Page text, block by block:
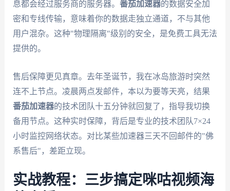
息都会经过服务商的服务器。 番茄加速器的数据安全加
密和专线传输，意味着你的数据走独立通道，不与其他
用户混杂。这种"物理隔离"级别的安全，是免费工具无法
提供的。
售后保障更见真章。去年圣诞节，我在冰岛旅游时突然
连不上节点。凌晨两点发邮件，本以为要等天亮，结果
番茄加速器的技术团队十五分钟就回复了，指导我切换
备用节点。这种实时保障，背后是专业的技术团队7×24
小时监控网络状态。对比某些加速器三天不回邮件的"佛
系售后"，差距立现。
实战教程：三步搞定咪咕视频海